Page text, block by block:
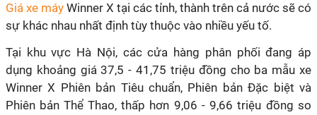
Giá xe máy Winner X tại các tỉnh, thành trên cả nước sẽ có
sự khác nhau nhất định tùy thuộc vào nhiều yếu tố.
Tại khu vực Hà Nội, các cửa hàng phân phối đang áp
dụng khoảng giá 37,5 - 41,75 triệu đồng cho ba mẫu xe
Winner X Phiên bản Tiêu chuẩn, Phiên bản Đặc biệt và
Phiên bản Thể Thao, thấp hơn 9,06 - 9,66 triệu đồng so